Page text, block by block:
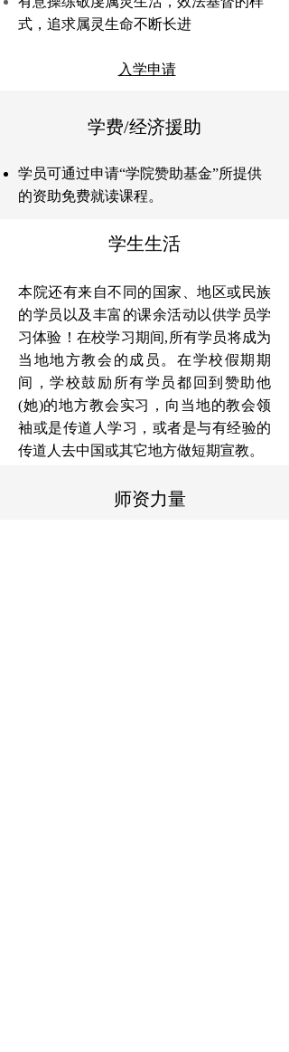
式，追求属灵生命不断长进
​​入学申请
学费/经济援助
学员可通过申请“学院赞助基金”所提供
的资助免费就读课程。
学生生活
本院还有来自不同的国家、地区或民族
的学员以及丰富的课余活动以供学员学
习体验！在校学习期间,所有学员将成为
当地地方教会的成员。在学校假期期
间，学校鼓励所有学员都回到赞助他
(她)的地方教会实习，向当地的教会领
袖或是传道人学习，或者是与有经验的
传道人去中国或其它地方做短期宣教。
师资力量